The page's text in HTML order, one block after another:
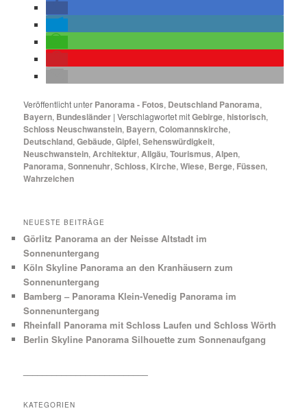
Veröffentlicht unter Panorama - Fotos, Deutschland Panorama,
Bayern, Bundesländer |Verschlagwortet mitGebirge,historisch,
Schloss Neuschwanstein, Bayern,Colomannskirche,
Deutschland,Gebäude,Gipfel,Sehenswürdigkeit,
Neuschwanstein, Architektur, Allgäu,Tourismus, Alpen,
Panorama,Sonnenuhr,Schloss, Kirche,Wiese, Berge, Füssen,
Wahrzeichen
NEUESTE BEITRÄGE
Görlitz Panorama an der Neisse Altstadt im
Sonnenuntergang
Köln Skyline Panorama an den Kranhäusern zum
Sonnenuntergang
Bamberg – Panorama Klein-Venedig Panorama im
Sonnenuntergang
Rheinfall Panorama mit Schloss Laufen und Schloss Wörth
Berlin Skyline Panorama Silhouette zum Sonnenaufgang
KATEGORIEN